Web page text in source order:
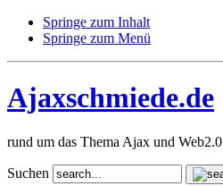
Springe zum Inhalt
Springe zum Menü
Ajaxschmiede.de
rund um das Thema Ajax und Web2.0
Suchen